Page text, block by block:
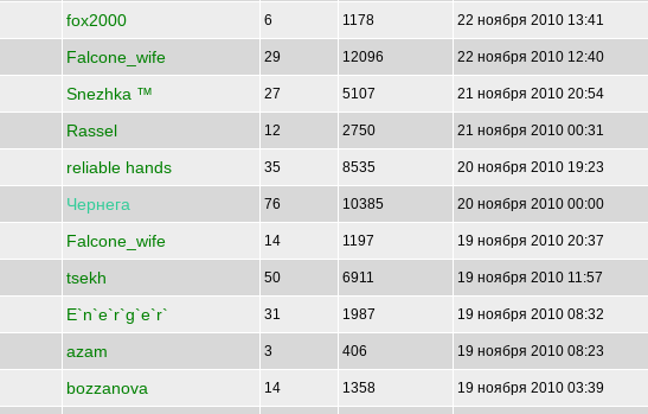
fox2000 6 1178 22 ноября 2010 13:41
Falcone_wife 29 12096 22 ноября 2010 12:40
Snezhka ™ 27 5107 21 ноября 2010 20:54
Rassel 12 2750 21 ноября 2010 00:31
reliable hands 35 8535 20 ноября 2010 19:23
Чернега 76 10385 20 ноября 2010 00:00
Falcone_wife 14 1197 19 ноября 2010 20:37
tsekh 50 6911 19 ноября 2010 11:57
E`n`e`r`g`e`r` 31 1987 19 ноября 2010 08:32
azam 3 406 19 ноября 2010 08:23
bozzanova 14 1358 19 ноября 2010 03:39